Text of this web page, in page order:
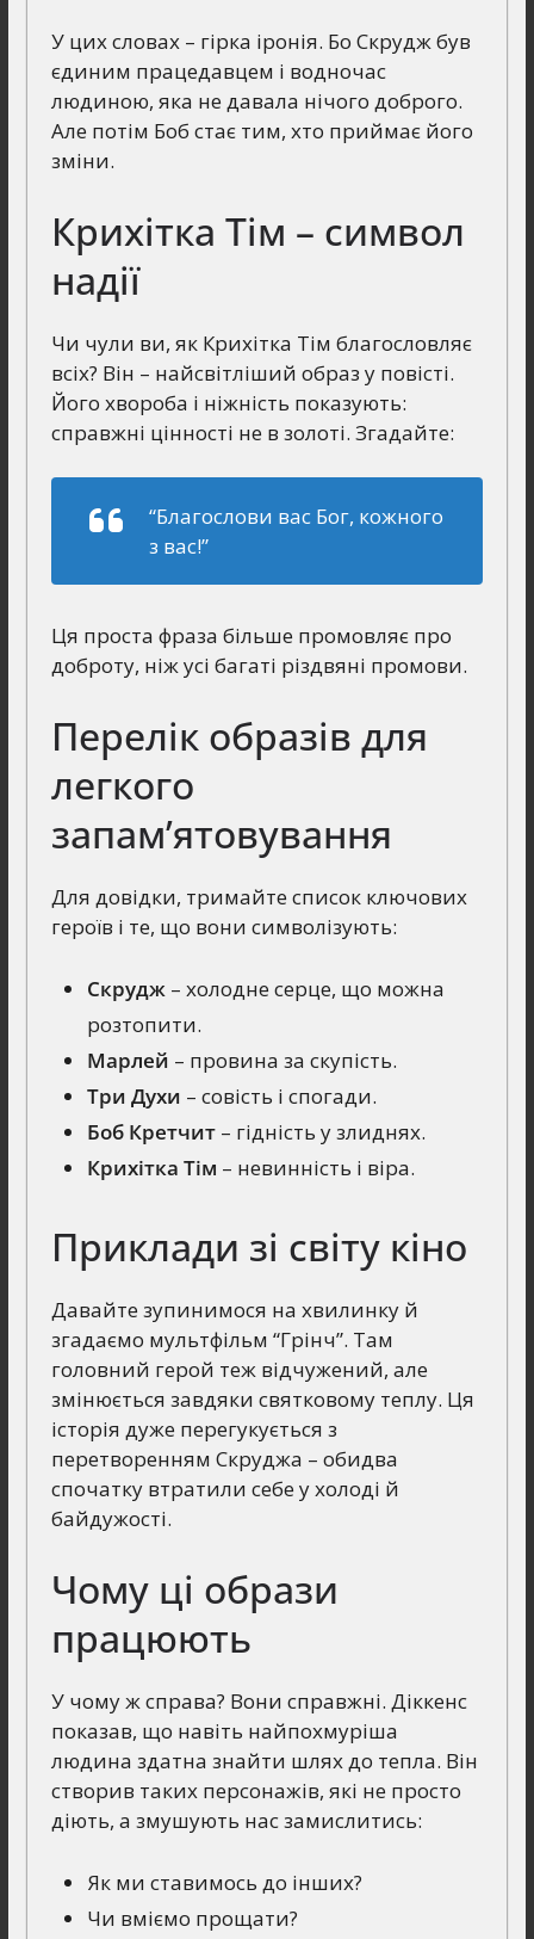
У цих словах – гірка іронія. Бо Скрудж був
єдиним працедавцем і водночас
людиною, яка не давала нічого доброго.
Але потім Боб стає тим, хто приймає його
зміни.
Крихітка Тім – символ
надії
Чи чули ви, як Крихітка Тім благословляє
всіх? Він – найсвітліший образ у повісті.
Його хвороба і ніжність показують:
справжні цінності не в золоті. Згадайте:
“Благослови вас Бог, кожного
з вас!”
Ця проста фраза більше промовляє про
доброту, ніж усі багаті різдвяні промови.
Перелік образів для
легкого
запам’ятовування
Для довідки, тримайте список ключових
героїв і те, що вони символізують:
Скрудж– холодне серце, що можна
розтопити.
Марлей – провина за скупість.
Три Духи – совість і спогади.
Боб Кретчит– гідність у злиднях.
Крихітка Тім – невинність і віра.
Приклади зі світу кіно
Давайте зупинимося на хвилинку й
згадаємо мультфільм “Грінч”. Там
головний герой теж відчужений, але
змінюється завдяки святковому теплу. Ця
історія дуже перегукується з
перетворенням Скруджа – обидва
спочатку втратили себе у холоді й
байдужості.
Чому ці образи
працюють
У чому ж справа? Вони справжні. Діккенс
показав, що навіть найпохмуріша
людина здатна знайти шлях до тепла. Він
створив таких персонажів, які не просто
діють, а змушують нас замислитись:
Як ми ставимось до інших?
Чи вміємо прощати?